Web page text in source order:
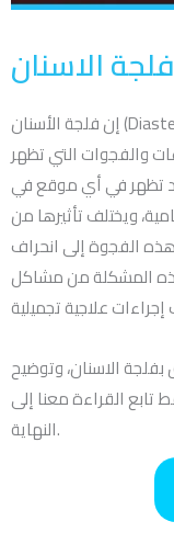
فلجة الاسنان
إن فلجة الأسنان (Diastema) هي مشكلة شائعة تواجه الكثيرين في
والفجوات التي تظهر
تظهر في أي موقع في
ويختلف تأثيرها من
الفجوة إلى انحراف
المشكلة من مشاكل
الاسنان، وتوضيح
تابع القراءة معنا إلى
النهاية.